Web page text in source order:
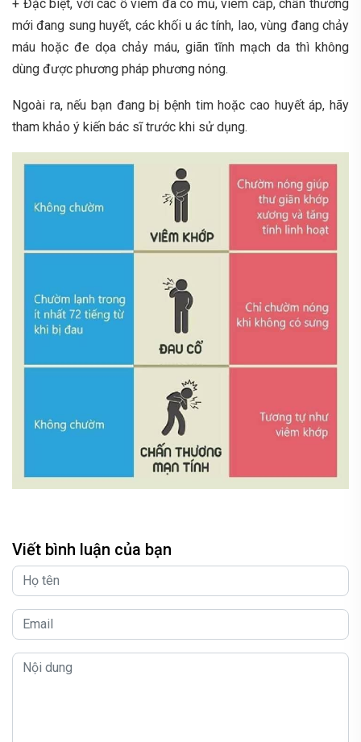
+ Đặc biệt, với các ổ viêm đã có mủ, viêm cấp, chấn thương
mới đang sung huyết, các khối u ác tính, lao, vùng đang chảy
máu hoặc đe dọa chảy máu, giãn tĩnh mạch da thì không
dùng được phương pháp phương nóng.
Ngoài ra, nếu bạn đang bị bệnh tim hoặc cao huyết áp, hãy
tham khảo ý kiến bác sĩ trước khi sử dụng.
Viết bình luận của bạn